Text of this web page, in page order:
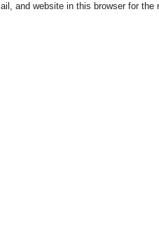
and website in this browser for the